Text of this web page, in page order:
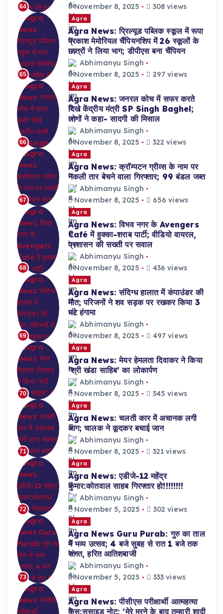
64
November 8, 2025
308 views
65
Agra
Agra News: प्रिल्यूड पब्लिक स्कूल में रूपा
प्रकाश मेमोरियल चैंपियनशिप में 26 स्कूलों के
छात्रों ने लिया भाग; डीपीएस बना चैंपियन
Abhimanyu Singh
November 8, 2025
297 views
66
Agra
Agra News: जनरल कोच में सफर करते
दिखे केंद्रीय मंत्री SP Singh Baghel;
लोगों ने कहा- सादगी की मिसाल
Abhimanyu Singh
November 8, 2025
322 views
67
Agra
Agra News: क्रॉम्पटन ग्रीव्स के नाम पर
नकली तार बेचने वाला गिरफ्तार; 99 बंडल जब्त
Abhimanyu Singh
November 8, 2025
656 views
68
Agra
Agra News: विभव नगर के Avengers
Café में हुक्का-शराब पार्टी; वीडियो वायरल,
प्रशासन की सख्ती पर सवाल
Abhimanyu Singh
November 8, 2025
436 views
69
Agra
Agra News: संदिग्ध हालात में कंपाउंडर की
मौत; परिजनों ने शव सड़क पर रखकर किया 3
घंटे हंगामा
Abhimanyu Singh
November 8, 2025
497 views
70
Agra
Agra News: मेयर हेमलता दिवाकर ने किया
‘श्री खंडा साहिब’ का लोकार्पण
Abhimanyu Singh
November 8, 2025
345 views
71
Agra
Agra News: चलती कार में अचानक लगी
आग; चालक ने कूदकर बचाई जान
Abhimanyu Singh
November 8, 2025
321 views
72
Agra
Agra News: एडीजे-12 महेंद्र
कुमार:कोतवाल साहब गिरफ्तार हो!!!!!!!!
Abhimanyu Singh
November 5, 2025
302 views
73
Agra
Agra News Guru Purab: गुरु का ताल
में भव्य उत्सव; 4 बजे सुबह से रात 1 बजे तक
संगत, हरित आतिशबाजी
Abhimanyu Singh
November 5, 2025
333 views
Agra
Agra News: पीसीएस परीक्षार्थी आत्महत्या
केस:सुसाइड नोट: ‘मेरे मरने के बाद तुम्हारी शादी